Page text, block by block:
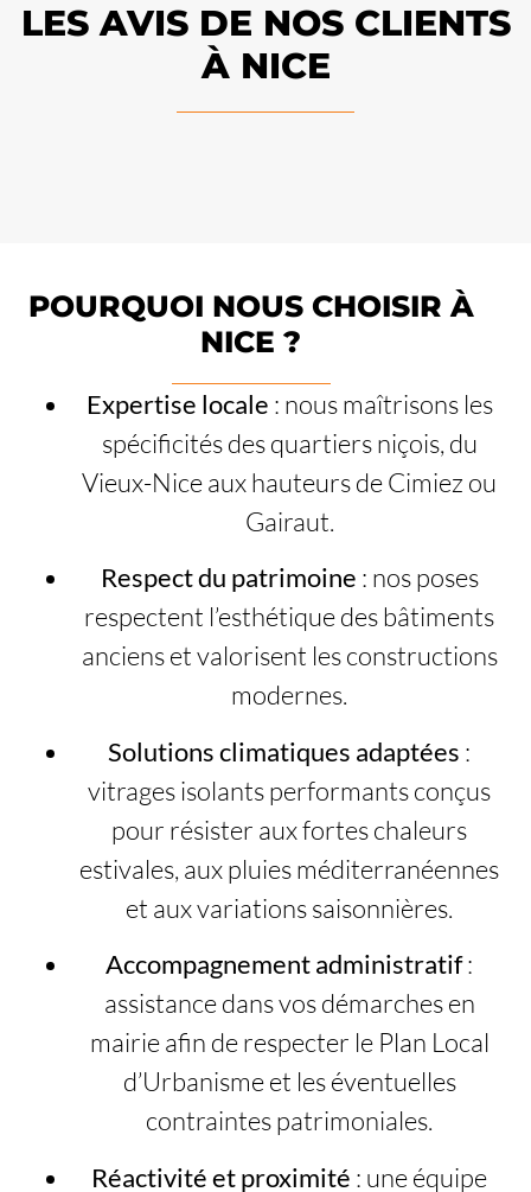
LES AVIS DE NOS CLIENTS
À NICE
POURQUOI NOUS CHOISIR À
NICE ?
Expertise locale : nous maîtrisons les
spécificités des quartiers niçois, du
Vieux-Nice aux hauteurs de Cimiez ou
Gairaut.
Respect du patrimoine : nos poses
respectent l’esthétique des bâtiments
anciens et valorisent les constructions
modernes.
Solutions climatiques adaptées :
vitrages isolants performants conçus
pour résister aux fortes chaleurs
estivales, aux pluies méditerranéennes
et aux variations saisonnières.
Accompagnement administratif:
assistance dans vos démarches en
mairie afin de respecter le Plan Local
d’Urbanisme et les éventuelles
contraintes patrimoniales.
Réactivité et proximité : une équipe